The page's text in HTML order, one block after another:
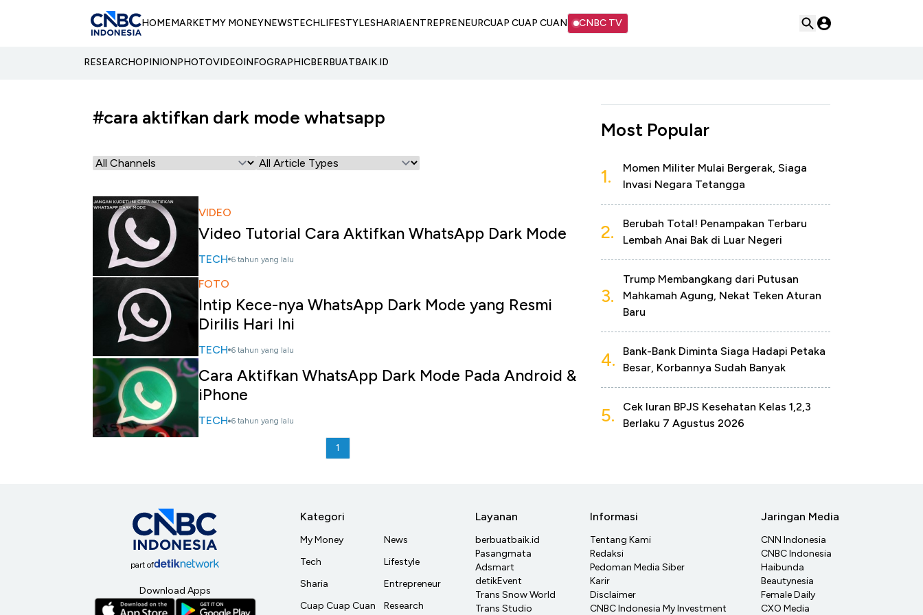
HOMEMARKETMY MONEYNEWSTECHLIFESTYLESHARIAENTREPRENEURCUAP CUAP CUAN CNBC TV
RESEARCHOPINIONPHOTOVIDEOINFOGRAPHICBERBUATBAIK.ID
#cara aktifkan dark mode whatsapp
VIDEO
Video Tutorial Cara Aktifkan WhatsApp Dark Mode
TECH 6 tahun yang lalu
FOTO
Intip Kece-nya WhatsApp Dark Mode yang Resmi
Dirilis Hari Ini
TECH 6 tahun yang lalu
Cara Aktifkan WhatsApp Dark Mode Pada Android &
iPhone
TECH 6 tahun yang lalu
1
Most Popular
1.
Momen Militer Mulai Bergerak, Siaga
Invasi Negara Tetangga
2.
Berubah Total! Penampakan Terbaru
Lembah Anai Bak di Luar Negeri
3.
Trump Membangkang dari Putusan
Mahkamah Agung, Nekat Teken Aturan
Baru
4.
Bank-Bank Diminta Siaga Hadapi Petaka
Besar, Korbannya Sudah Banyak
5.
Cek Iuran BPJS Kesehatan Kelas 1,2,3
Berlaku 7 Agustus 2026
part of
Download Apps
Kategori
My Money
Tech
Sharia
Cuap Cuap Cuan
News
Lifestyle
Entrepreneur
Research
Layanan
berbuatbaik.id
Pasangmata
Adsmart
detikEvent
Trans Snow World
Trans Studio
Informasi
Tentang Kami
Redaksi
Pedoman Media Siber
Karir
Disclaimer
CNBC Indonesia My Investment
Jaringan Media
CNN Indonesia
CNBC Indonesia
Haibunda
Beautynesia
Female Daily
CXO Media